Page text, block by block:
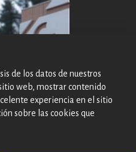
de los datos de nuestros
web, mostrar contenido
experiencia en el sitio
sobre las cookies que